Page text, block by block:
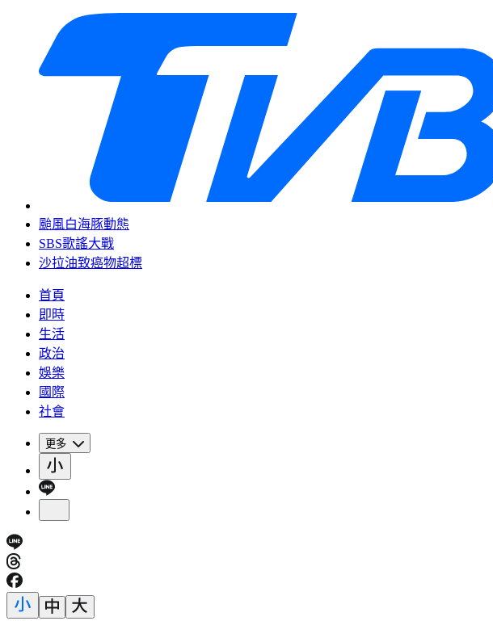
颱風白海豚動態
SBS歌謠大戰
沙拉油致癌物超標
首頁
即時
生活
政治
娛樂
國際
社會
更多